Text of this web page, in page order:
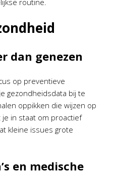
routine.
dan genezen
op preventieve
gezondheidsdata bij te
oppikken die wijzen op
in staat om proactief
kleine issues grote
en medische